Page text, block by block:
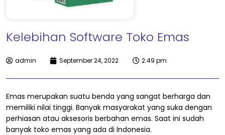
Kelebihan Software Toko Emas
admin September 24, 2022 2:49 pm
Emas merupakan suatu benda yang sangat berharga dan
memiliki nilai tinggi. Banyak masyarakat yang suka dengan
perhiasan atau aksesoris berbahan emas. Saat ini sudah
banyak toko emas yang ada di Indonesia.